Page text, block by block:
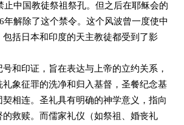
止中国教徒祭祖祭孔。但之后在耶稣会的
年解除了这个禁令。这个风波曾一度使中
包括日本和印度的天主教徒都受到了影
和印证，旨在表达与上帝的立约关系，
象征罪的洗净和归入基督，圣餐纪念基
相连。圣礼具有明确的神学意义，指向
救赎。而儒家礼仪（如祭祖、婚丧礼